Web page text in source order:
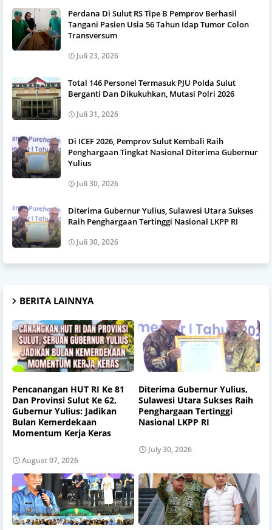
Perdana Di Sulut RS Tipe B Pemprov Berhasil
Tangani Pasien Usia 56 Tahun Idap Tumor Colon
Transversum
Juli 23, 2026
Total 146 Personel Termasuk PJU Polda Sulut
Berganti Dan Dikukuhkan, Mutasi Polri 2026
Juli 31, 2026
Di ICEF 2026, Pemprov Sulut Kembali Raih
Penghargaan Tingkat Nasional Diterima Gubernur
Yulius
Juli 30, 2026
Diterima Gubernur Yulius, Sulawesi Utara Sukses
Raih Penghargaan Tertinggi Nasional LKPP RI
Juli 30, 2026
BERITA LAINNYA
Pencanangan HUT RI Ke 81
Dan Provinsi Sulut Ke 62,
Gubernur Yulius: Jadikan
Bulan Kemerdekaan
Momentum Kerja Keras
August 07, 2026
Diterima Gubernur Yulius,
Sulawesi Utara Sukses Raih
Penghargaan Tertinggi
Nasional LKPP RI
July 30, 2026